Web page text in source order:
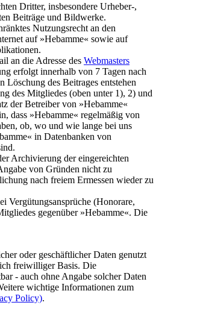
Dritter, insbesondere Urheber-,
Beiträge und Bildwerke.
Nutzungsrecht an den
auf »Hebamme« sowie auf
an die Adresse des Webmasters
erfolgt innerhalb von 7 Tagen nach
Löschung des Beitrages entstehen
des Mitgliedes (oben unter 1), 2) und
der Betreiber von »Hebamme«
dass »Hebamme« regelmäßig von
ob, wo und wie lange bei uns
in Datenbanken von
Archivierung der eingereichten
von Gründen nicht zu
nach freiem Ermessen wieder zu
Vergütungsansprüche (Honorare,
gegenüber »Hebamme«. Die
oder geschäftlicher Daten genutzt
freiwilliger Basis. Die
- auch ohne Angabe solcher Daten
wichtige Informationen zum
Policy).